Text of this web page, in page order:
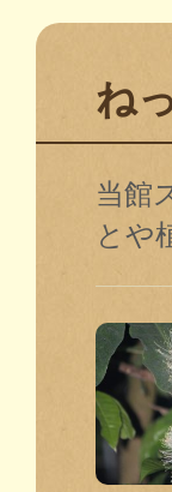
ね
当館
とや